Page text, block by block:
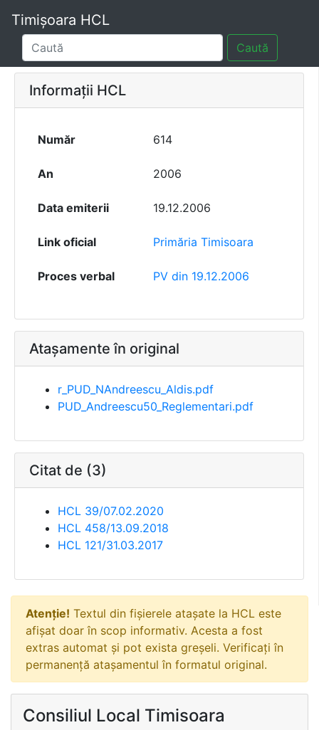
Timișoara HCL
Caută
Informații HCL
Număr 614
An 2006
Data emiterii 19.12.2006
Link oficial Primăria Timisoara
Proces verbal PV din 19.12.2006
Atașamente în original
r_PUD_NAndreescu_Aldis.pdf
PUD_Andreescu50_Reglementari.pdf
Citat de (3)
HCL 39/07.02.2020
HCL 458/13.09.2018
HCL 121/31.03.2017
Atenție! Textul din fișierele atașate la HCL este
afișat doar în scop informativ. Acesta a fost
extras automat și pot exista greșeli. Verificați în
permanență atașamentul în formatul original.
Consiliul Local Timisoara